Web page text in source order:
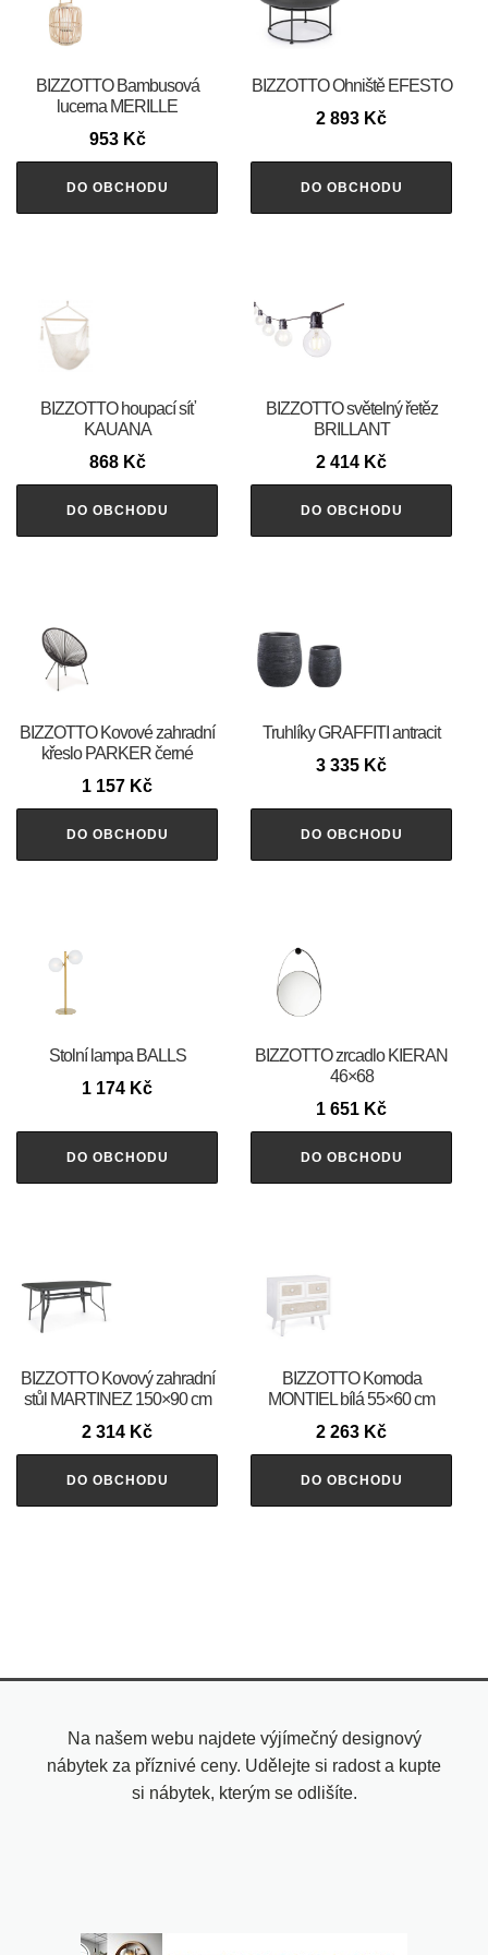
BIZZOTTO Bambusová
lucerna MERILLE
953 Kč
DO OBCHODU
BIZZOTTO Ohniště EFESTO
2 893 Kč
DO OBCHODU
BIZZOTTO houpací síť
KAUANA
868 Kč
DO OBCHODU
BIZZOTTO světelný řetěz
BRILLANT
2 414 Kč
DO OBCHODU
BIZZOTTO Kovové zahradní
křeslo PARKER černé
1 157 Kč
DO OBCHODU
Truhlíky GRAFFITI antracit
3 335 Kč
DO OBCHODU
Stolní lampa BALLS
1 174 Kč
DO OBCHODU
BIZZOTTO zrcadlo KIERAN
46×68
1 651 Kč
DO OBCHODU
BIZZOTTO Kovový zahradní
stůl MARTINEZ 150×90 cm
2 314 Kč
DO OBCHODU
BIZZOTTO Komoda
MONTIEL bílá 55×60 cm
2 263 Kč
DO OBCHODU
Na našem webu najdete výjímečný designový
nábytek za příznivé ceny. Udělejte si radost a kupte
si nábytek, kterým se odlišíte.